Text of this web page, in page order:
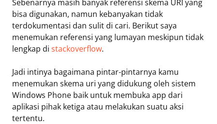
Sebenarnya masih banyak referensi skema URI yang
bisa digunakan, namun kebanyakan tidak
terdokumentasi dan sulit di cari. Berikut saya
menemukan referensi yang lumayan meskipun tidak
lengkap di stackoverflow.
Jadi intinya bagaimana pintar-pintarnya kamu
menemukan skema uri yang didukung oleh sistem
Windows Phone baik untuk membuka app dari
aplikasi pihak ketiga atau melakukan suatu aksi
tertentu.